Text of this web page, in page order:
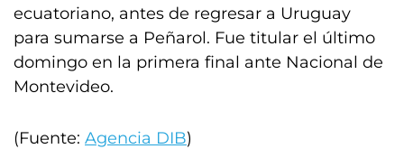
ecuatoriano, antes de regresar a Uruguay
para sumarse a Peñarol. Fue titular el último
domingo en la primera final ante Nacional de
Montevideo.
(Fuente: Agencia DIB)